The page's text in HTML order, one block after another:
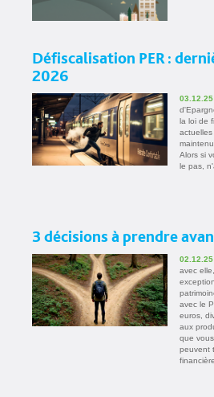
Défiscalisation PER :
2026
03.12.25
la loi de
Alors si
le pas,
3 décisions à prendre
02.12.25
avec
avec le
euros,
aux
que
peuvent